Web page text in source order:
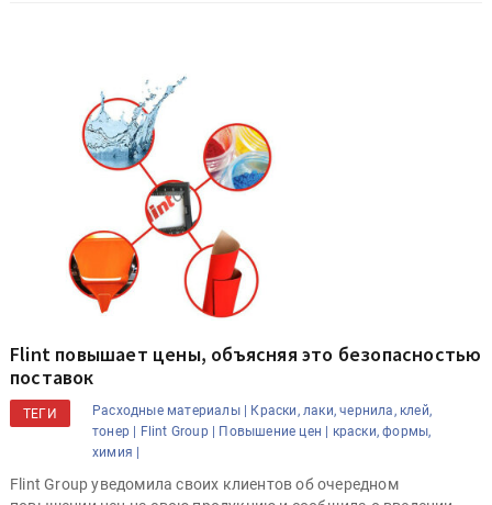
Flint повышает цены, объясняя это безопасностью
поставок
ТЕГИ Расходные материалы | Краски, лаки, чернила, клей,
тонер | Flint Group | Повышение цен | краски, формы,
химия |
Flint Group уведомила своих клиентов об очередном